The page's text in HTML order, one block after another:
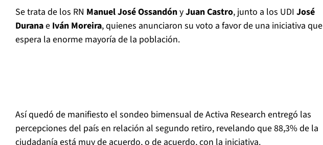
Se trata de los RN Manuel José OssandónyJuan Castro, junto a los UDI José
Duranae Iván Moreira, quienes anunciaron su voto a favor de una iniciativa que
espera la enorme mayoría de la población.
Así quedó de manifiesto el sondeo bimensual de Activa Research entregó las
percepciones del país en relación al segundo retiro, revelando que 88,3% de la
ciudadanía está muy de acuerdo, o de acuerdo, con la iniciativa.